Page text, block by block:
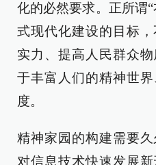
化的必然要求。正所谓
式现代化建设的目标
实力、提高人民群众
于丰富人们的精神世
度。
精神家园的构建需要
对信息技术快速发展